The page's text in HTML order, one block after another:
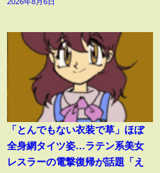
「とんでもない衣装で草」ほぼ
全身網タイツ姿…ラテン系美女
レスラーの電撃復帰が話題「え